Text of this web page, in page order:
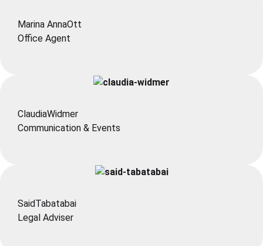
Marina AnnaOtt
Office Agent
ClaudiaWidmer
Communication & Events
SaidTabatabai
Legal Adviser